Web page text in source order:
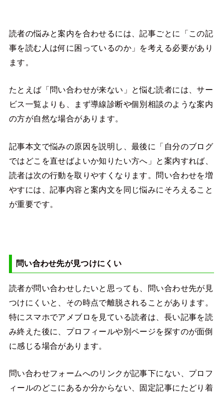
読者の悩みと案内を合わせるには、記事ごとに「この記
事を読む人は何に困っているのか」を考える必要があり
ます。
たとえば「問い合わせが来ない」と悩む読者には、サー
ビス一覧よりも、まず導線診断や個別相談のような案内
の方が自然な場合があります。
記事本文で悩みの原因を説明し、最後に「自分のブログ
ではどこを直せばよいか知りたい方へ」と案内すれば、
読者は次の行動を取りやすくなります。問い合わせを増
やすには、記事内容と案内文を同じ悩みにそろえること
が重要です。
問い合わせ先が見つけにくい
読者が問い合わせしたいと思っても、問い合わせ先が見
つけにくいと、その時点で離脱されることがあります。
特にスマホでアメブロを見ている読者は、長い記事を読
み終えた後に、プロフィールや別ページを探すのが面倒
に感じる場合があります。
問い合わせフォームへのリンクが記事下にない、プロフ
ィールのどこにあるか分からない、固定記事にたどり着